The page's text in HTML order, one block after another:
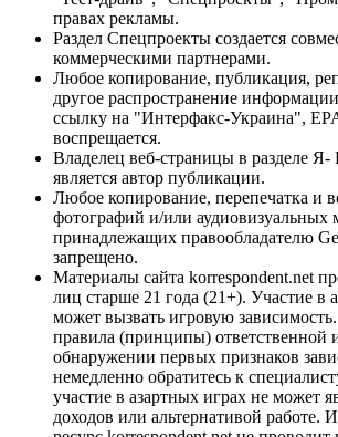
правах рекламы.
Раздел Спецпроекты создается
коммерческими партнерами.
Любое копирование, публикация,
другое распространение
ссылку на "Интерфакс-Украина",
воспрещается.
Владелец веб-страницы в разделе Я-
является автор публикации.
Любое копирование, перепечатка и
фотографий и/или аудиовизуальных
принадлежащих правообладателю
запрещено.
Материалы сайта korrespondent.net
лиц старше 21 года (21+). Участие в
может вызвать игровую
правила (принципы) ответственной
обнаружении первых признаков
немедленно обратитесь к
участие в азартных играх не может
доходов или альтернативой